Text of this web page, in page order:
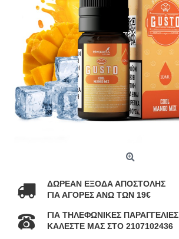
ΔΩΡΕΑΝ ΕΞΟΔΑ ΑΠΟΣΤΟΛΗΣ
ΓΙΑ ΑΓΟΡΕΣ ΑΝΩ ΤΩΝ 19€
ΓΙΑ ΤΗΛΕΦΩΝΙΚΕΣ ΠΑΡΑΓΓΕΛΙΕΣ
ΚΑΛΕΣΤΕ ΜΑΣ ΣΤΟ 2107102436